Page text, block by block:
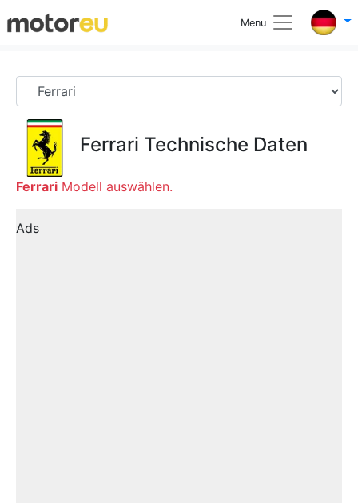
Menu
Ferrari Technische Daten
Ferrari Modell auswählen.
Ads